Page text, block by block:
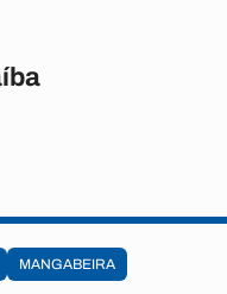
MANGABEIRA